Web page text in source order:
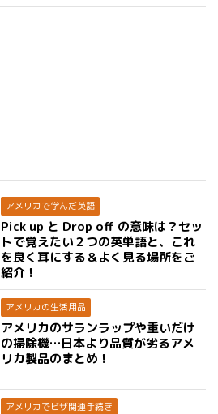
アメリカで学んだ英語
Pick up と Drop off の意味は？セッ
トで覚えたい２つの英単語と、これ
を良く耳にする＆よく見る場所をご
紹介！
アメリカの生活用品
アメリカのサランラップや重いだけ
の掃除機…日本より品質が劣るアメ
リカ製品のまとめ！
アメリカでビザ関連手続き